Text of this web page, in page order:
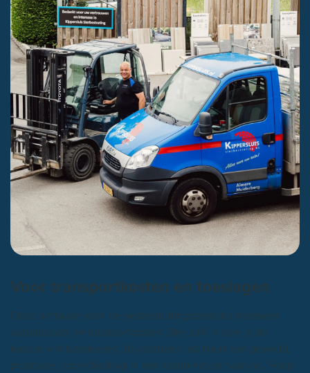
Voor transportkosten en toeslagen
Onze software voor de sierbestratingsbranche berekent
automatisch de transportkosten. Stel zelf in hoe je de
kosten wilt berekenen, bijvoorbeeld op basis van gewicht,
postcode, (order)bedrag of met combinaties daarvan. Voeg